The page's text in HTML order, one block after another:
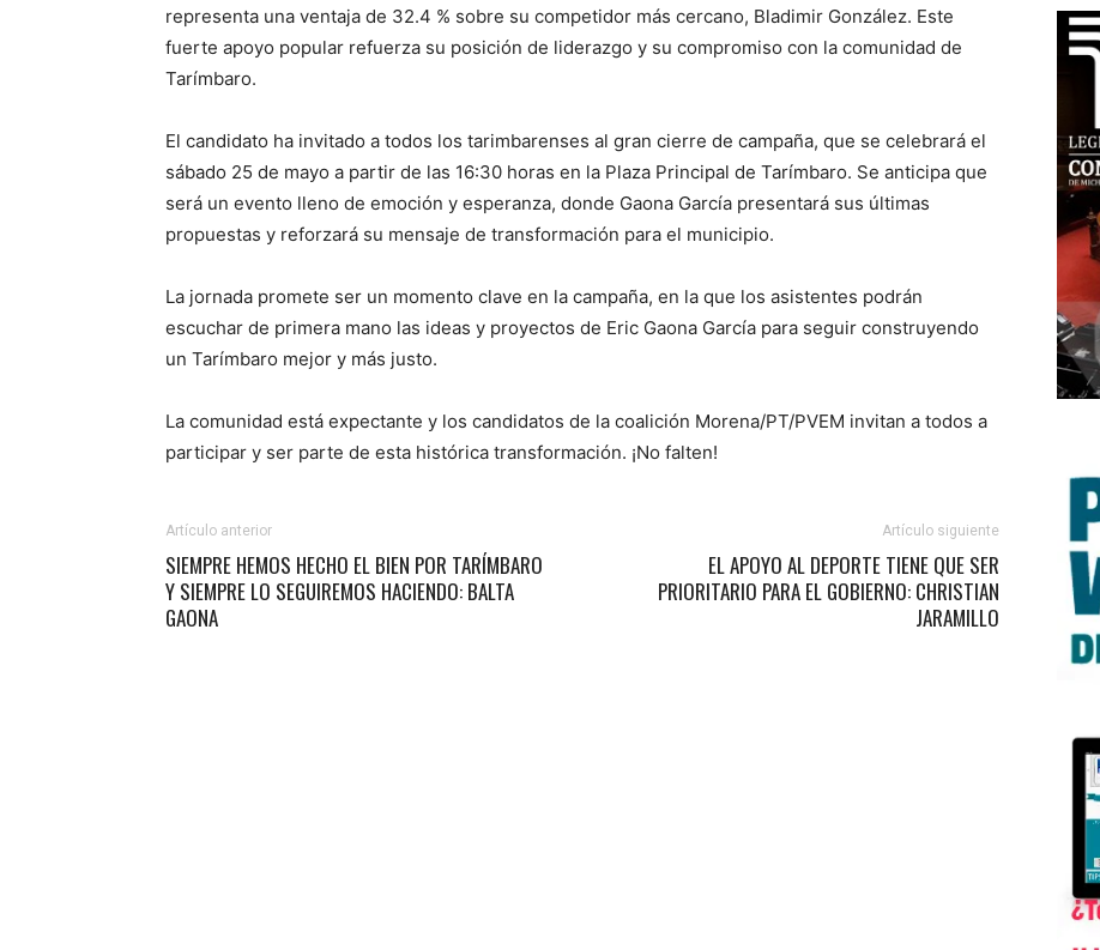
representa una ventaja de 32.4 % sobre su competidor más cercano, Bladimir González. Este
fuerte apoyo popular refuerza su posición de liderazgo y su compromiso con la comunidad de
Tarímbaro.
El candidato ha invitado a todos los tarimbarenses al gran cierre de campaña, que se celebrará el
sábado 25 de mayo a partir de las 16:30 horas en la Plaza Principal de Tarímbaro. Se anticipa que
será un evento lleno de emoción y esperanza, donde Gaona García presentará sus últimas
propuestas y reforzará su mensaje de transformación para el municipio.
La jornada promete ser un momento clave en la campaña, en la que los asistentes podrán
escuchar de primera mano las ideas y proyectos de Eric Gaona García para seguir construyendo
un Tarímbaro mejor y más justo.
La comunidad está expectante y los candidatos de la coalición Morena/PT/PVEM invitan a todos a
participar y ser parte de esta histórica transformación. ¡No falten!
Artículo anterior
SIEMPRE HEMOS HECHO EL BIEN POR TARÍMBARO
Y SIEMPRE LO SEGUIREMOS HACIENDO: BALTA
GAONA
Artículo siguiente
EL APOYO AL DEPORTE TIENE QUE SER
PRIORITARIO PARA EL GOBIERNO: CHRISTIAN
JARAMILLO